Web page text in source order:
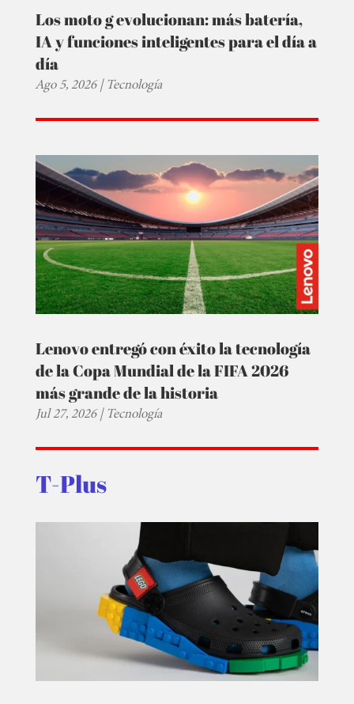
Los moto g evolucionan: más batería,
IA y funciones inteligentes para el día a
día
Ago 5, 2026|Tecnología
Lenovo entregó con éxito la tecnología
de la Copa Mundial de la FIFA 2026
más grande de la historia
Jul 27, 2026|Tecnología
T-Plus